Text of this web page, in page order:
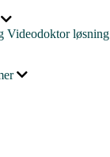
Videodoktor løsning